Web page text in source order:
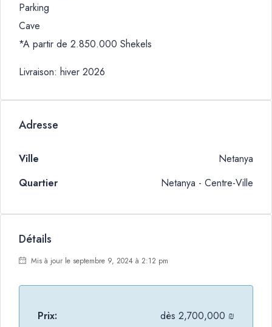
Parking
Cave
*A partir de 2.850.000 Shekels
Livraison: hiver 2026
Adresse
Ville
Netanya
Quartier
Netanya - Centre-Ville
Détails
Mis à jour le septembre 9, 2024 à 2:12 pm
Prix: dès 2,700,000 ₪